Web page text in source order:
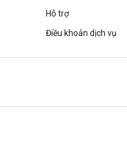
Hỗ trợ
Điều khoản dịch vụ